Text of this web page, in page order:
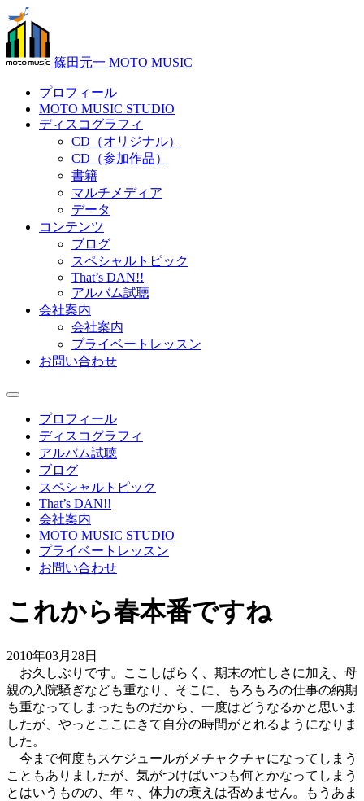
篠田元一 MOTO MUSIC
プロフィール
MOTO MUSIC STUDIO
ディスコグラフィ
CD（オリジナル）
CD（参加作品）
書籍
マルチメディア
データ
コンテンツ
ブログ
スペシャルトピック
That’s DAN!!
アルバム試聴
会社案内
会社案内
プライベートレッスン
お問い合わせ
プロフィール
ディスコグラフィ
アルバム試聴
ブログ
スペシャルトピック
That’s DAN!!
会社案内
MOTO MUSIC STUDIO
プライベートレッスン
お問い合わせ
これから春本番ですね
2010年03月28日
お久しぶりです。ここしばらく、期末の忙しさに加え、母
親の入院騒ぎなども重なり、そこに、もろもろの仕事の納期
も重なってしまったものだから、一度はどうなるかと思いま
したが、やっとここにきて自分の時間がとれるようになりま
した。
今まで何度もスケジュールがメチャクチャになってしまう
こともありましたが、気がつけばいつも何とかなってしまう
とはいうものの、年々、体力の衰えは否めません。もうあま